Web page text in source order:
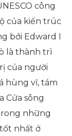
công
của kiến trúc
bởi Edward I
là thành trì
của người
hùng vĩ, tám
Cửa sông
những
nhất ở